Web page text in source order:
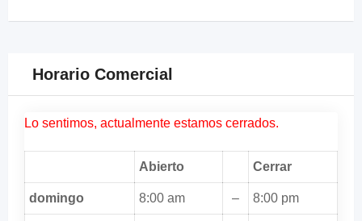
Horario Comercial
Lo sentimos, actualmente estamos cerrados.
Abierto Cerrar
domingo 8:00 am – 8:00 pm